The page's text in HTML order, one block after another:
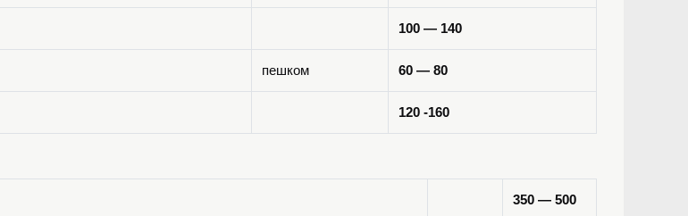
100 — 140
пешком 60 — 80
120 -160
350 — 500